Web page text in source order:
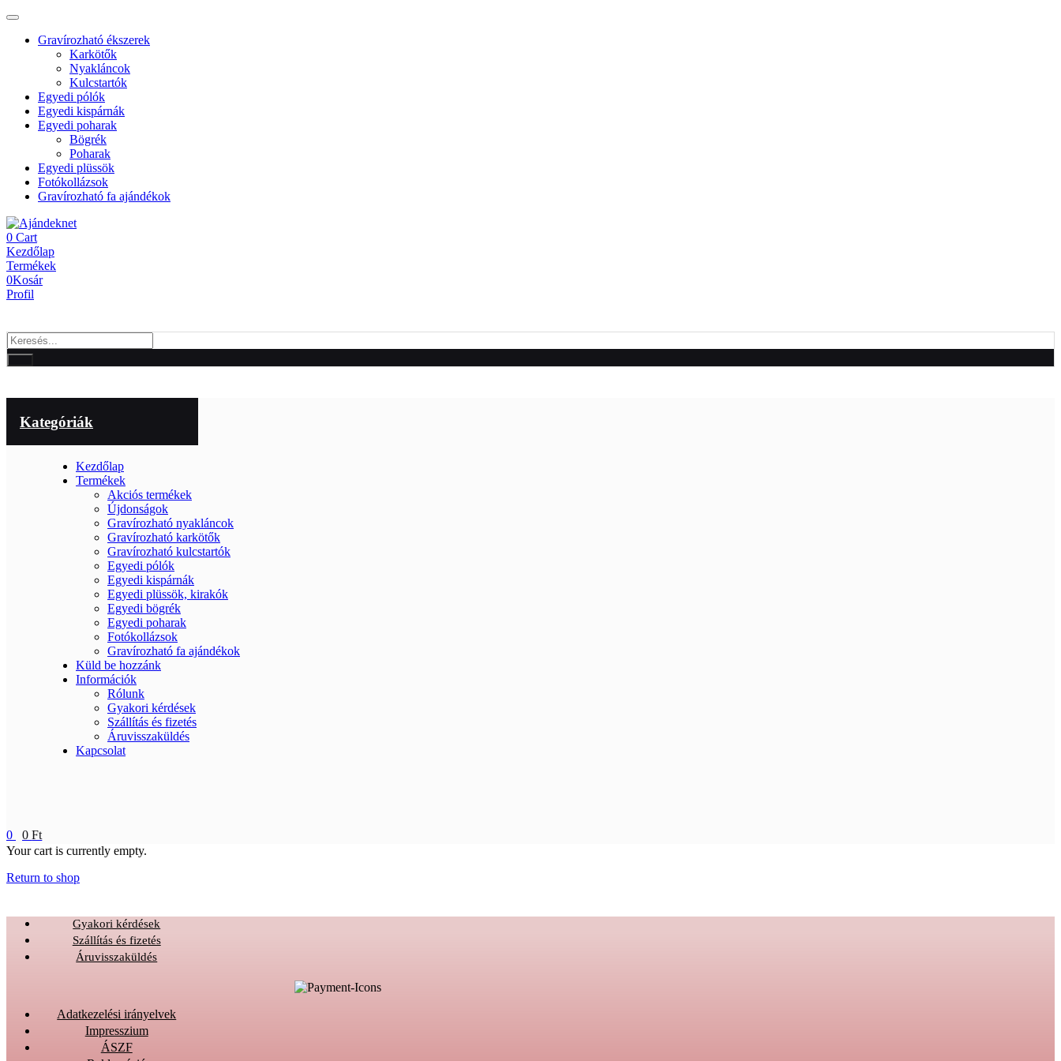
Gravírozható ékszerek
Karkötők
Nyakláncok
Kulcstartók
Egyedi pólók
Egyedi kispárnák
Egyedi poharak
Bögrék
Poharak
Egyedi plüssök
Fotókollázsok
Gravírozható fa ajándékok
0 Cart
Kezdőlap
Termékek
0Kosár
Profil
Kategóriák
Kezdőlap
Termékek
Akciós termékek
Újdonságok
Gravírozható nyakláncok
Gravírozható karkötők
Gravírozható kulcstartók
Egyedi pólók
Egyedi kispárnák
Egyedi plüssök, kirakók
Egyedi bögrék
Egyedi poharak
Fotókollázsok
Gravírozható fa ajándékok
Küld be hozzánk
Információk
Rólunk
Gyakori kérdések
Szállítás és fizetés
Áruvisszaküldés
Kapcsolat
0 0Ft
Your cart is currently empty.
Return to shop
Gyakori kérdések
Szállítás és fizetés
Áruvisszaküldés
Adatkezelési irányelvek
Impresszium
ÁSZF